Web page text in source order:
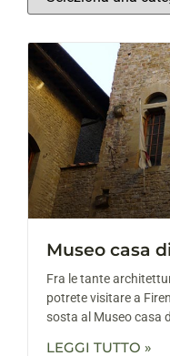
Museo casa
Fra le tante
potrete visitare a
sosta al Museo casa
LEGGI TUTTO »